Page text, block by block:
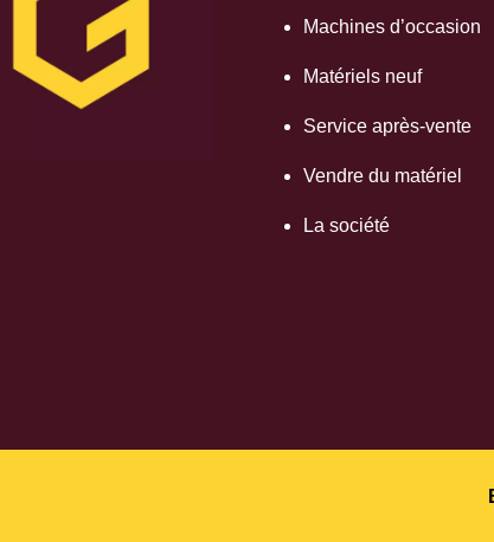
Machines d’occasion
Matériels neuf
Service après-vente
Vendre du matériel
La société